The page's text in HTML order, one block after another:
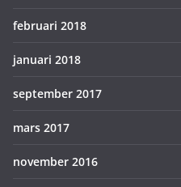
februari 2018
januari 2018
september 2017
mars 2017
november 2016